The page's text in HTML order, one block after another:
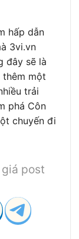
hấp dẫn
3vi.vn
đây sẽ là
thêm một
trải
phá Côn
chuyến đi
post